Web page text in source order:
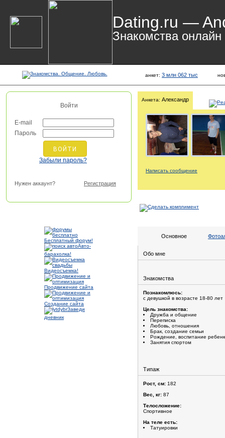
Dating.ru —
Знакомства онлайн
анкет: 3 млн 062 тыс
Войти
E-mail
Пароль
Забыли пароль?
Нужен аккаунт? Регистрация
Бесплатный форум!
Авто-
барахолка!
Видеосъемка!
Продвижение сайта
Создание сайта
Заведи
дневник
Анкета: Александр
Написать сообщение
Основное
Обо мне
Знакомства
Познакомлюсь:
с девушкой в возрасте 18-80 лет
Цель знакомства:
Дружба и общение
Переписка
Любовь, отношения
Брак, создание семьи
Рождение, воспитание
Занятия спортом
Типаж
Рост, см: 182
Вес, кг: 87
Телосложение:
Спортивное
На теле есть:
Татуировки